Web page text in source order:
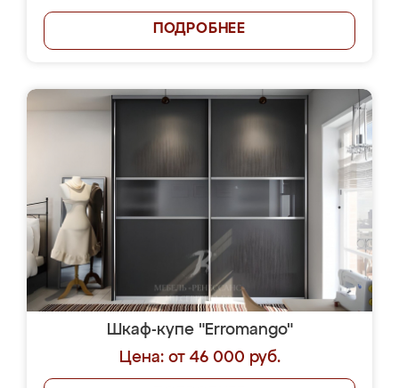
ПОДРОБНЕЕ
Шкаф-купе "Erromango"
Цена: от 46 000 руб.